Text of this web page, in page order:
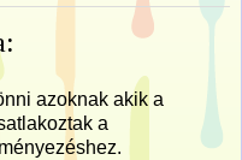
azoknak akik a
a